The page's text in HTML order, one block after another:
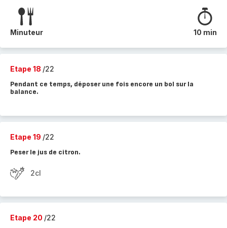
Minuteur 10 min
Etape 18 /22
Pendant ce temps, déposer une fois encore un bol sur la
balance.
Etape 19 /22
Peser le jus de citron.
2cl
Etape 20 /22